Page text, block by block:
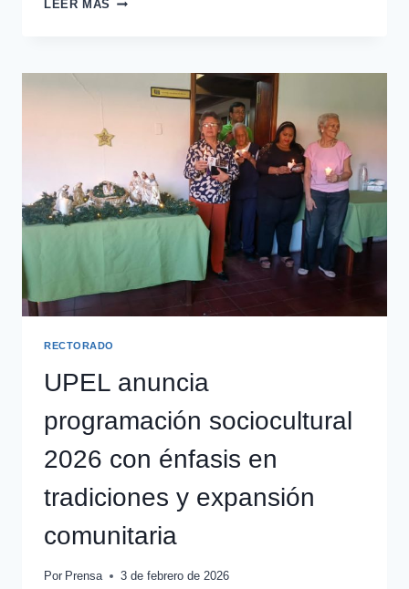
LEER MÁS
RECTORADO
UPEL anuncia
programación sociocultural
2026 con énfasis en
tradiciones y expansión
comunitaria
Por Prensa 3 de febrero de 2026